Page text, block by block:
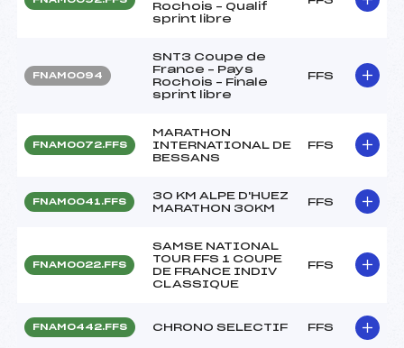
Rochois – Qualif
sprint libre
FNAM0094
SNT3 Coupe de
France – Pays
Rochois – Finale
sprint libre
FFS
FNAM0072.FFS
MARATHON
INTERNATIONAL DE
BESSANS
FFS
FNAM0041.FFS
30 KM ALPE D'HUEZ
MARATHON 30KM
FFS
FNAM0022.FFS
SAMSE NATIONAL
TOUR FFS 1 COUPE
DE FRANCE INDIV
CLASSIQUE
FFS
FNAM0442.FFS CHRONO SELECTIF FFS